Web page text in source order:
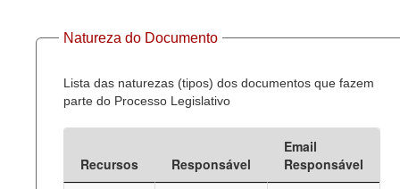
Natureza do Documento
Lista das naturezas (tipos) dos documentos que fazem
parte do Processo Legislativo
Recursos Responsável
Email
Responsável